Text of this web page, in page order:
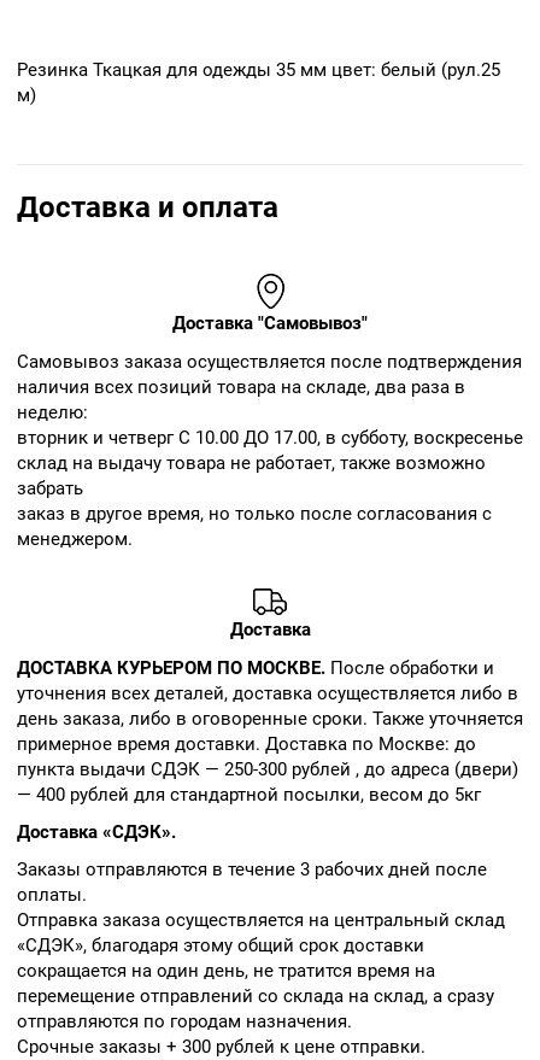
Резинка Ткацкая для одежды 35 мм цвет: белый (рул.25
м)
Доставка и оплата
Доставка "Самовывоз"
Cамовывоз заказа осуществляется после подтверждения
наличия всех позиций товара на складе, два раза в
неделю:
вторник и четверг С 10.00 ДО 17.00, в субботу, воскресенье
склад на выдачу товара не работает, также возможно
забрать
заказ в другое время, но только после согласования с
менеджером.
Доставка
ДОСТАВКА КУРЬЕРОМ ПО МОСКВЕ. После обработки и
уточнения всех деталей, доставка осуществляется либо в
день заказа, либо в оговоренные сроки. Также уточняется
примерное время доставки. Доставка по Москве: до
пункта выдачи СДЭК — 250-300 рублей , до адреса (двери)
— 400 рублей для стандартной посылки, весом до 5кг
Доставка «СДЭК».
Заказы отправляются в течение 3 рабочих дней после
оплаты.
Отправка заказа осуществляется на центральный склад
«СДЭК», благодаря этому общий срок доставки
сокращается на один день, не тратится время на
перемещение отправлений со склада на склад, а сразу
отправляются по городам назначения.
Срочные заказы + 300 рублей к цене отправки.